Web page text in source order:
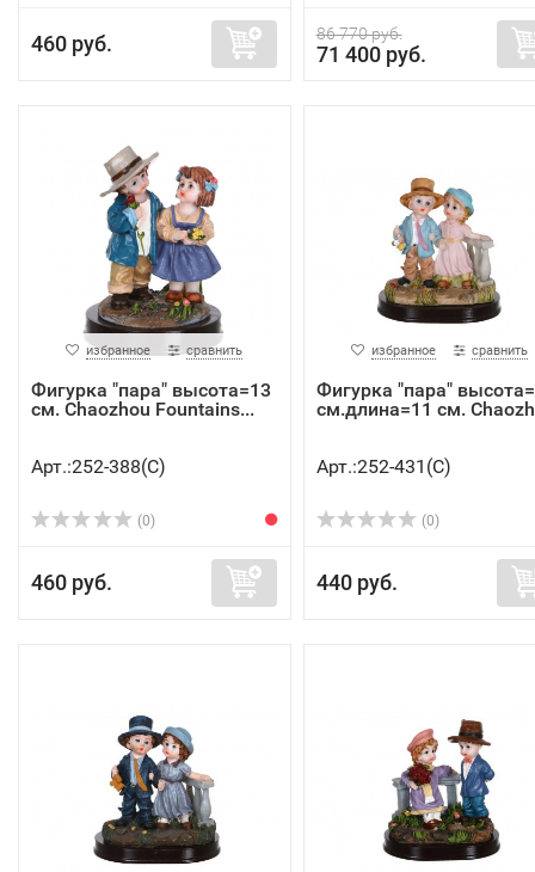
460 руб. 86 770 руб.
71 400 руб.
избранное сравнить
Фигурка "пара" высота=13
см. Chaozhou Fountains...
Арт.:252-388(C)
(0)
460 руб.
избранное сравнить
Фигурка "пара"
см.длина=11 см.
Арт.:252-431(C)
(0)
440 руб.